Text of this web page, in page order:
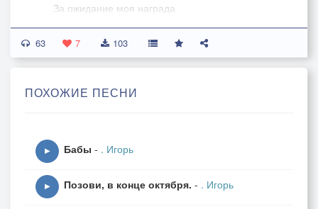
За ожидание моя награда
Припев:
К тебе душа моя на
И сердце бьется время торопя
И я опять один иду гулять!
63 7 103
ПОХОЖИЕ ПЕСНИ
▶ Бабы - . Игорь
▶ Позови, в конце октября. - . Игорь